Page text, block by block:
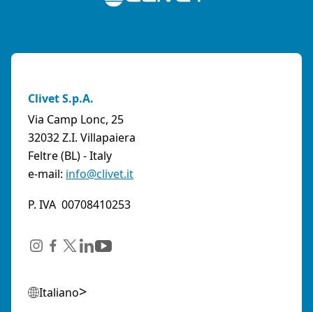
Clivet S.p.A.
Via Camp Lonc, 25
32032 Z.I. Villapaiera
Feltre (BL) - Italy
e-mail: info@clivet.it
P. IVA 00708410253
Italiano